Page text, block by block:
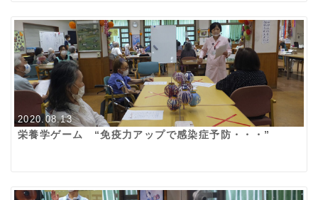
2020.08.13
栄養学ゲーム “免疫力アップで感染症予防・・・”